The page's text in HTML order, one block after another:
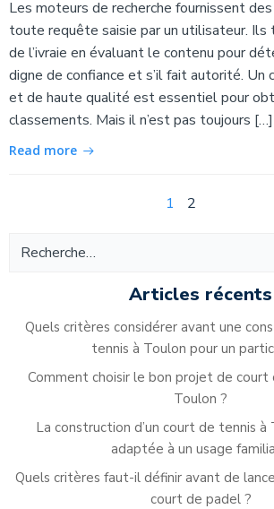
Les moteurs de recherche fournissent
toute requête saisie par un utilisateur. Ils
de l’ivraie en évaluant le contenu pour
digne de confiance et s’il fait autorité. Un
et de haute qualité est essentiel pour
classements. Mais il n’est pas toujours […]
Read more
Navigation
des
articles
Navigation
des
articles
Page
1 Page
2
Articles récents
Quels critères considérer avant une
tennis à Toulon pour un
Comment choisir le bon projet de court
Toulon ?
La construction d’un court de tennis
adaptée à un usage
Quels critères faut-il définir avant de
court de padel ?